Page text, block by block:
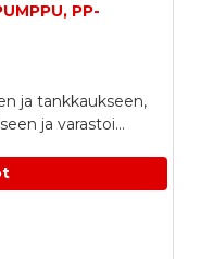
PP-
ja tankkaukseen,
ja varastoi...